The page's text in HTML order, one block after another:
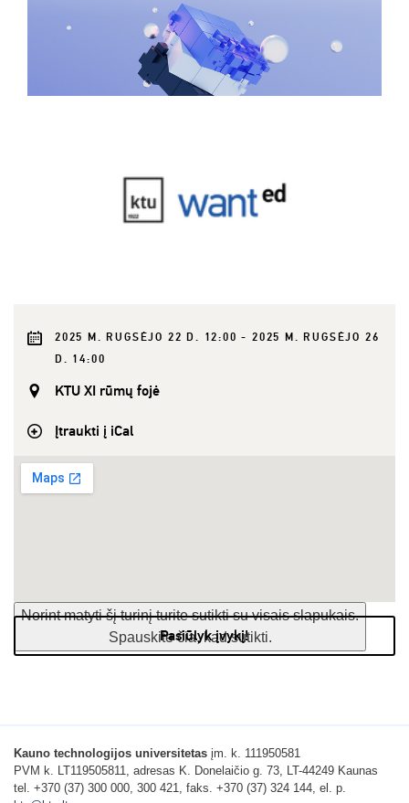
2025 M. RUGSĖJO 22 D. 12:00 - 2025 M. RUGSĖJO 26
D. 14:00
KTU XI rūmų fojė
Įtraukti į iCal
Norint matyti šį turinį turite sutikti su visais slapukais.
Spauskite čia, kad sutikti.
Pasiūlyk įvykį!
Kauno technologijos universitetas įm. k. 111950581
PVM k. LT119505811, adresas K. Donelaičio g. 73, LT-44249 Kaunas
tel. +370 (37) 300 000, 300 421, faks. +370 (37) 324 144, el. p.